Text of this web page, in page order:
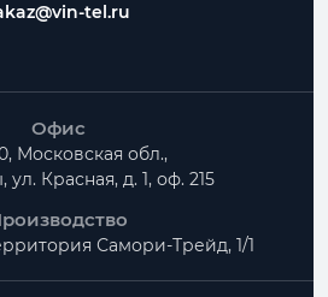
tel.ru
Офис
Московская обл.,
Красная, д. 1, оф. 215
Самори-Трейд, 1/1